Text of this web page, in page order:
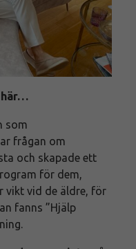
här…
som
frågan om
och skapade ett
för dem,
vikt vid de äldre, för
fanns ”Hjälp